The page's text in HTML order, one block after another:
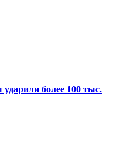
более 100 тыс.